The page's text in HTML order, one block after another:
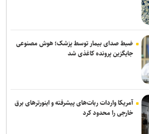
ضبط صدای بیمار توسط پزشک؛ هوش مصنوعی
جایگزین پرونده کاغذی شد
آمریکا واردات ربات‌های پیشرفته و اینورترهای برق
خارجی را محدود کرد